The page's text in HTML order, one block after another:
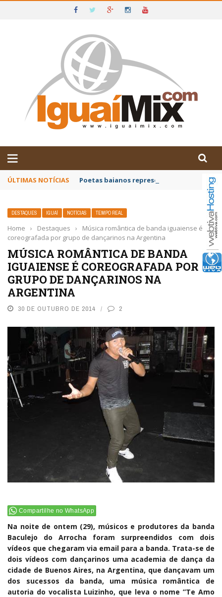
IGUAÍ E SUDOESTE DA BAHIA
ÚLTIMAS NOTÍCIAS Poetas baianos representam o Brasil no
DESTAQUES IGUAÍ NOTÍCIAS TEMPO REAL
Home › Destaques ›
Música romântica de banda iguaiense é
coreografada por grupo de dançarinos na Argentina
MÚSICA ROMÂNTICA DE BANDA
IGUAIENSE É COREOGRAFADA POR
GRUPO DE DANÇARINOS NA
ARGENTINA
30 DE OUTUBRO DE 2014 2
Compartilhe no WhatsApp
Na noite de ontem (29), músicos e produtores da banda
Baculejo do Arrocha foram surpreendidos com dois
vídeos que chegaram via email para a banda. Trata-se de
dois vídeos com dançarinos uma academia de dança da
cidade de Buenos Aires, na Argentina, que dançavam um
dos sucessos da banda, uma música romântica de
autoria do vocalista Luizinho, que leva o nome ”Te Amo